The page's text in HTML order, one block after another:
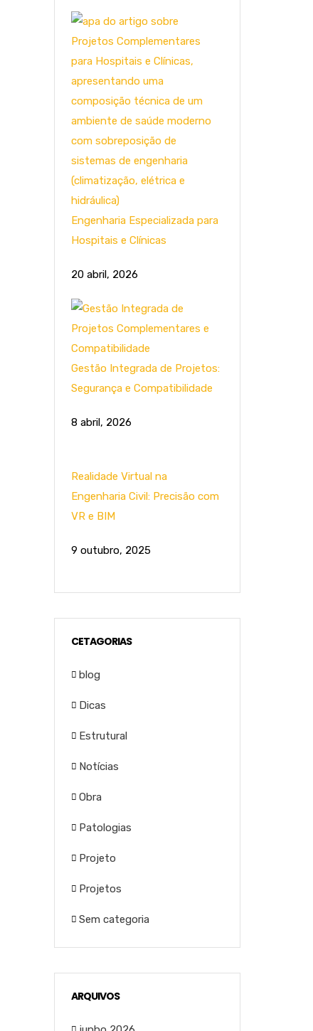
Engenharia Especializada para
Hospitais e Clínicas
20 abril, 2026
Gestão Integrada de Projetos:
Segurança e Compatibilidade
8 abril, 2026
Realidade Virtual na
Engenharia Civil: Precisão com
VR e BIM
9 outubro, 2025
CETAGORIAS
blog
Dicas
Estrutural
Notícias
Obra
Patologias
Projeto
Projetos
Sem categoria
ARQUIVOS